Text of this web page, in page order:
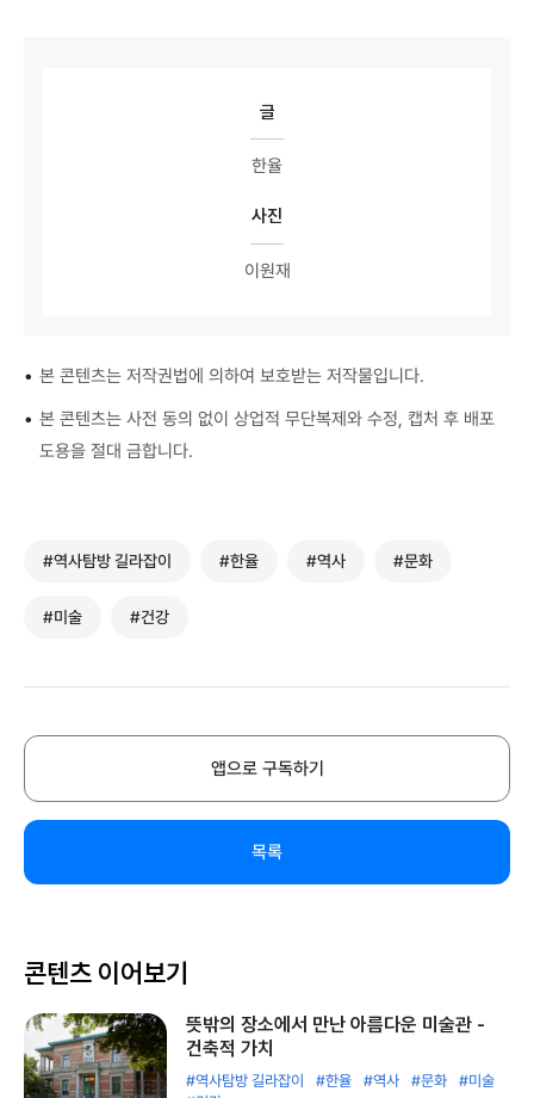
글
한율
사진
이원재
• 본 콘텐츠는 저작권법에 의하여 보호받는 저작물입니다.
• 본 콘텐츠는 사전 동의 없이 상업적 무단복제와 수정, 캡처 후 배포
도용을 절대 금합니다.
#역사탐방 길라잡이 #한율 #역사 #문화
#미술 #건강
앱으로 구독하기
목록
콘텐츠 이어보기
뜻밖의 장소에서 만난 아름다운 미술관 -
건축적 가치
#역사탐방 길라잡이 #한율 #역사 #문화
#미술